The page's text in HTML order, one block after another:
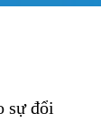
sự đổi